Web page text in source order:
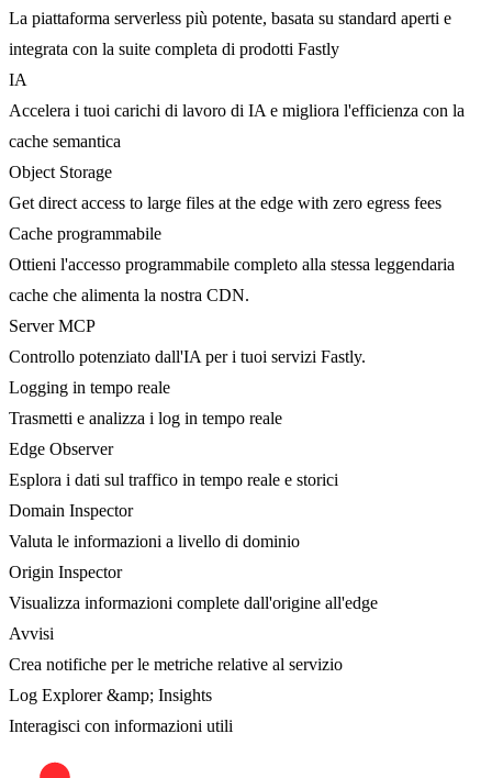
La piattaforma serverless più potente, basata su standard aperti e
integrata con la suite completa di prodotti Fastly
IA
Accelera i tuoi carichi di lavoro di IA e migliora l'efficienza con la
cache semantica
Object Storage
Get direct access to large files at the edge with zero egress fees
Cache programmabile
Ottieni l'accesso programmabile completo alla stessa leggendaria
cache che alimenta la nostra CDN.
Server MCP
Controllo potenziato dall'IA per i tuoi servizi Fastly.
Logging in tempo reale
Trasmetti e analizza i log in tempo reale
Edge Observer
Esplora i dati sul traffico in tempo reale e storici
Domain Inspector
Valuta le informazioni a livello di dominio
Origin Inspector
Visualizza informazioni complete dall'origine all'edge
Avvisi
Crea notifiche per le metriche relative al servizio
Log Explorer &amp; Insights
Interagisci con informazioni utili